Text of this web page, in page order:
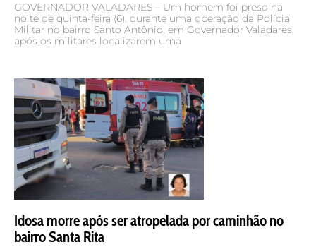
GOVERNADOR VALADARES – Um homem foi preso na
noite de quinta-feira (6), durante uma operação da Polícia
Militar no bairro Santo Antônio, em Governador Valadares,
após os militares localizarem uma
Idosa morre após ser atropelada por caminhão no
bairro Santa Rita